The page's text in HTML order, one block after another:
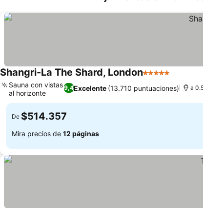
Shangri-La The Shard, London5 Estrellas
9,4Excelente (13.710 puntuaciones)
Sauna con vistas
al horizonte
a
De $514.357
Mira precios de 12 páginas